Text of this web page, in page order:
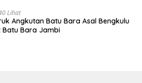
Lihat
Angkutan Batu Bara Asal Bengkulu
Batu Bara Jambi